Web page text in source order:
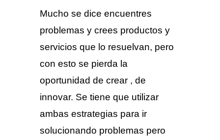
Mucho se dice encuentres
problemas y crees productos y
servicios que lo resuelvan, pero
con esto se pierda la
oportunidad de crear , de
innovar. Se tiene que utilizar
ambas estrategias para ir
solucionando problemas pero